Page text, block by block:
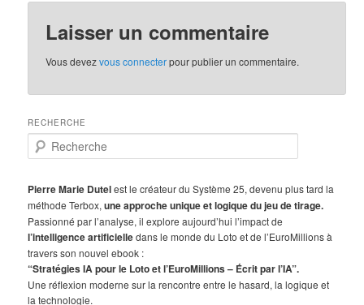
Laisser un commentaire
Vous devezvous connecterpour publier un commentaire.
RECHERCHE
e
h
e
r
c
h
e
Pierre Marie Dutelest le créateur du Système 25, devenu plus tard la
méthode Terbox,une approche unique et logique du jeu de tirage.
Passionné par l’analyse, il explore aujourd’hui l’impact de
l’intelligence artificielledans le monde du Loto et de l’EuroMillions à
travers son nouvel ebook :
“Stratégies IA pour le Loto et l’EuroMillions – Écrit par l’IA”.
Une réflexion moderne sur la rencontre entre le hasard, la logique et
la technologie.